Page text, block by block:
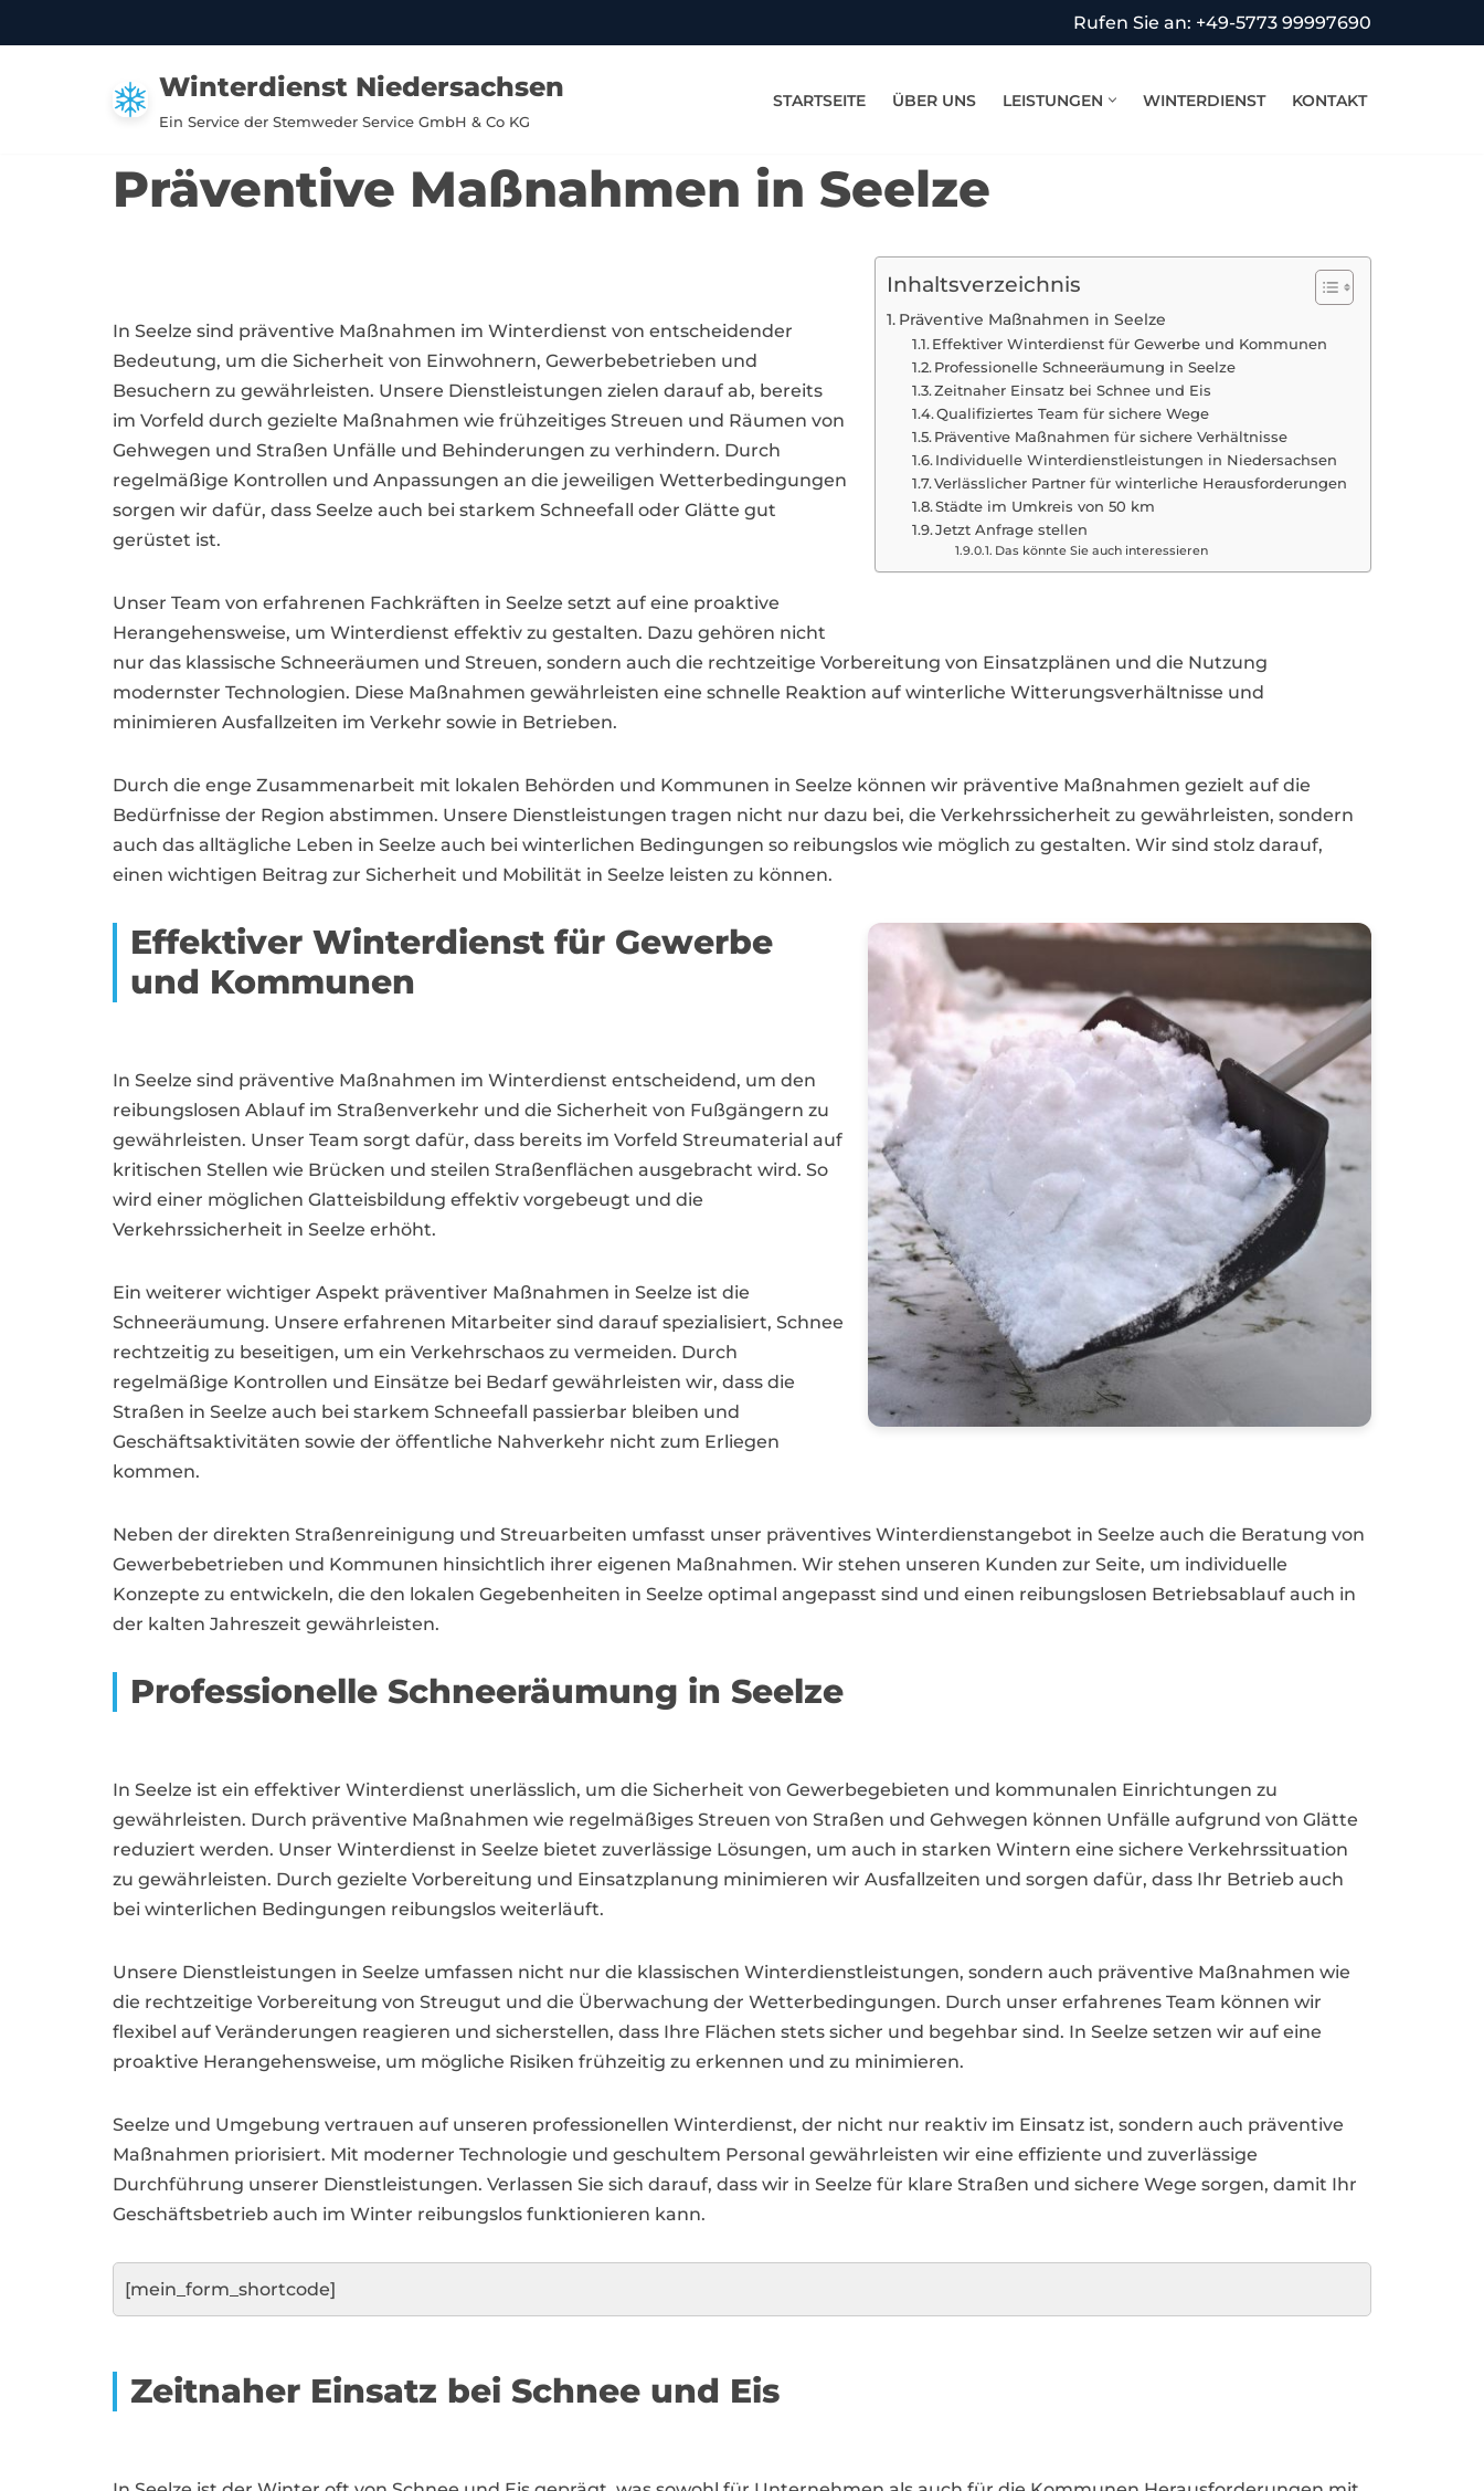
Rufen Sie an: +49-5773 99997690
Winterdienst Niedersachsen
Ein Service der Stemweder Service GmbH & Co KG
STARTSEITE ÜBER UNS LEISTUNGEN WINTERDIENST KONTAKT
Präventive Maßnahmen in Seelze
Inhaltsverzeichnis
Präventive Maßnahmen in Seelze
Effektiver Winterdienst für Gewerbe und Kommunen
Professionelle Schneeräumung in Seelze
Zeitnaher Einsatz bei Schnee und Eis
Qualifiziertes Team für sichere Wege
Präventive Maßnahmen für sichere Verhältnisse
Individuelle Winterdienstleistungen in Niedersachsen
Verlässlicher Partner für winterliche Herausforderungen
Städte im Umkreis von 50 km
Jetzt Anfrage stellen
Das könnte Sie auch interessieren
In Seelze sind präventive Maßnahmen im Winterdienst von entscheidender
Bedeutung, um die Sicherheit von Einwohnern, Gewerbebetrieben und
Besuchern zu gewährleisten. Unsere Dienstleistungen zielen darauf ab, bereits
im Vorfeld durch gezielte Maßnahmen wie frühzeitiges Streuen und Räumen von
Gehwegen und Straßen Unfälle und Behinderungen zu verhindern. Durch
regelmäßige Kontrollen und Anpassungen an die jeweiligen Wetterbedingungen
sorgen wir dafür, dass Seelze auch bei starkem Schneefall oder Glätte gut
gerüstet ist.
Unser Team von erfahrenen Fachkräften in Seelze setzt auf eine proaktive
Herangehensweise, um Winterdienst effektiv zu gestalten. Dazu gehören nicht
nur das klassische Schneeräumen und Streuen, sondern auch die rechtzeitige Vorbereitung von Einsatzplänen und die Nutzung
modernster Technologien. Diese Maßnahmen gewährleisten eine schnelle Reaktion auf winterliche Witterungsverhältnisse und
minimieren Ausfallzeiten im Verkehr sowie in Betrieben.
Durch die enge Zusammenarbeit mit lokalen Behörden und Kommunen in Seelze können wir präventive Maßnahmen gezielt auf die
Bedürfnisse der Region abstimmen. Unsere Dienstleistungen tragen nicht nur dazu bei, die Verkehrssicherheit zu gewährleisten, sondern
auch das alltägliche Leben in Seelze auch bei winterlichen Bedingungen so reibungslos wie möglich zu gestalten. Wir sind stolz darauf,
einen wichtigen Beitrag zur Sicherheit und Mobilität in Seelze leisten zu können.
Effektiver Winterdienst für Gewerbe
und Kommunen
In Seelze sind präventive Maßnahmen im Winterdienst entscheidend, um den
reibungslosen Ablauf im Straßenverkehr und die Sicherheit von Fußgängern zu
gewährleisten. Unser Team sorgt dafür, dass bereits im Vorfeld Streumaterial auf
kritischen Stellen wie Brücken und steilen Straßenflächen ausgebracht wird. So
wird einer möglichen Glatteisbildung effektiv vorgebeugt und die
Verkehrssicherheit in Seelze erhöht.
Ein weiterer wichtiger Aspekt präventiver Maßnahmen in Seelze ist die
Schneeräumung. Unsere erfahrenen Mitarbeiter sind darauf spezialisiert, Schnee
rechtzeitig zu beseitigen, um ein Verkehrschaos zu vermeiden. Durch
regelmäßige Kontrollen und Einsätze bei Bedarf gewährleisten wir, dass die
Straßen in Seelze auch bei starkem Schneefall passierbar bleiben und
Geschäftsaktivitäten sowie der öffentliche Nahverkehr nicht zum Erliegen
kommen.
Neben der direkten Straßenreinigung und Streuarbeiten umfasst unser präventives Winterdienstangebot in Seelze auch die Beratung von
Gewerbebetrieben und Kommunen hinsichtlich ihrer eigenen Maßnahmen. Wir stehen unseren Kunden zur Seite, um individuelle
Konzepte zu entwickeln, die den lokalen Gegebenheiten in Seelze optimal angepasst sind und einen reibungslosen Betriebsablauf auch in
der kalten Jahreszeit gewährleisten.
Professionelle Schneeräumung in Seelze
In Seelze ist ein effektiver Winterdienst unerlässlich, um die Sicherheit von Gewerbegebieten und kommunalen Einrichtungen zu
gewährleisten. Durch präventive Maßnahmen wie regelmäßiges Streuen von Straßen und Gehwegen können Unfälle aufgrund von Glätte
reduziert werden. Unser Winterdienst in Seelze bietet zuverlässige Lösungen, um auch in starken Wintern eine sichere Verkehrssituation
zu gewährleisten. Durch gezielte Vorbereitung und Einsatzplanung minimieren wir Ausfallzeiten und sorgen dafür, dass Ihr Betrieb auch
bei winterlichen Bedingungen reibungslos weiterläuft.
Unsere Dienstleistungen in Seelze umfassen nicht nur die klassischen Winterdienstleistungen, sondern auch präventive Maßnahmen wie
die rechtzeitige Vorbereitung von Streugut und die Überwachung der Wetterbedingungen. Durch unser erfahrenes Team können wir
flexibel auf Veränderungen reagieren und sicherstellen, dass Ihre Flächen stets sicher und begehbar sind. In Seelze setzen wir auf eine
proaktive Herangehensweise, um mögliche Risiken frühzeitig zu erkennen und zu minimieren.
Seelze und Umgebung vertrauen auf unseren professionellen Winterdienst, der nicht nur reaktiv im Einsatz ist, sondern auch präventive
Maßnahmen priorisiert. Mit moderner Technologie und geschultem Personal gewährleisten wir eine effiziente und zuverlässige
Durchführung unserer Dienstleistungen. Verlassen Sie sich darauf, dass wir in Seelze für klare Straßen und sichere Wege sorgen, damit Ihr
Geschäftsbetrieb auch im Winter reibungslos funktionieren kann.
[mein_form_shortcode]
Zeitnaher Einsatz bei Schnee und Eis